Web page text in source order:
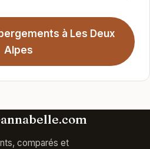
à Les Deux
Alpes
comparés et